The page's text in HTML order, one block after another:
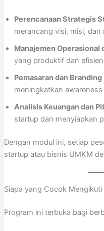
Perencanaan Strategis
merancang visi, misi,
Manajemen Operasional
yang produktif dan
Pemasaran dan Branding
meningkatkan
Analisis Keuangan dan
startup dan menyiapkan
Dengan modul ini, setiap
startup atau bisnis UMKM
Siapa yang Cocok Mengikuti
Program ini terbuka bagi